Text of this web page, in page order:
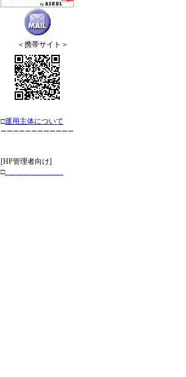
＜携帯サイト＞
□運用主体について
ーーーーーーーーーーーー
[HP管理者向け]
□サイト管理理者用